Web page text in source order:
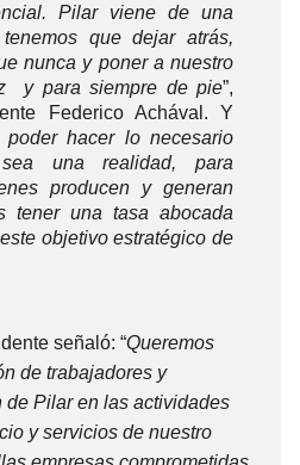
Pilar viene de una
que dejar atrás,
nunca y poner a nuestro
y para siempre de pie”,
Federico Achával. Y
poder hacer lo necesario
una realidad, para
producen y generan
tener una tasa abocada
objetivo estratégico de
señaló: “Queremos
de trabajadores y
de Pilar en las actividades
y servicios de nuestro